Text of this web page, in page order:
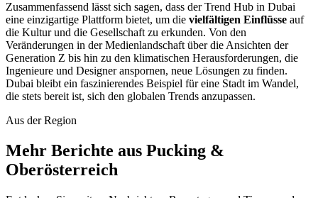
Zusammenfassend lässt sich sagen, dass der Trend Hub in Dubai
eine einzigartige Plattform bietet, um die vielfältigen Einflüsse auf
die Kultur und die Gesellschaft zu erkunden. Von den
Veränderungen in der Medienlandschaft über die Ansichten der
Generation Z bis hin zu den klimatischen Herausforderungen, die
Ingenieure und Designer anspornen, neue Lösungen zu finden.
Dubai bleibt ein faszinierendes Beispiel für eine Stadt im Wandel,
die stets bereit ist, sich den globalen Trends anzupassen.
Aus der Region
Mehr Berichte aus Pucking &
Oberösterreich